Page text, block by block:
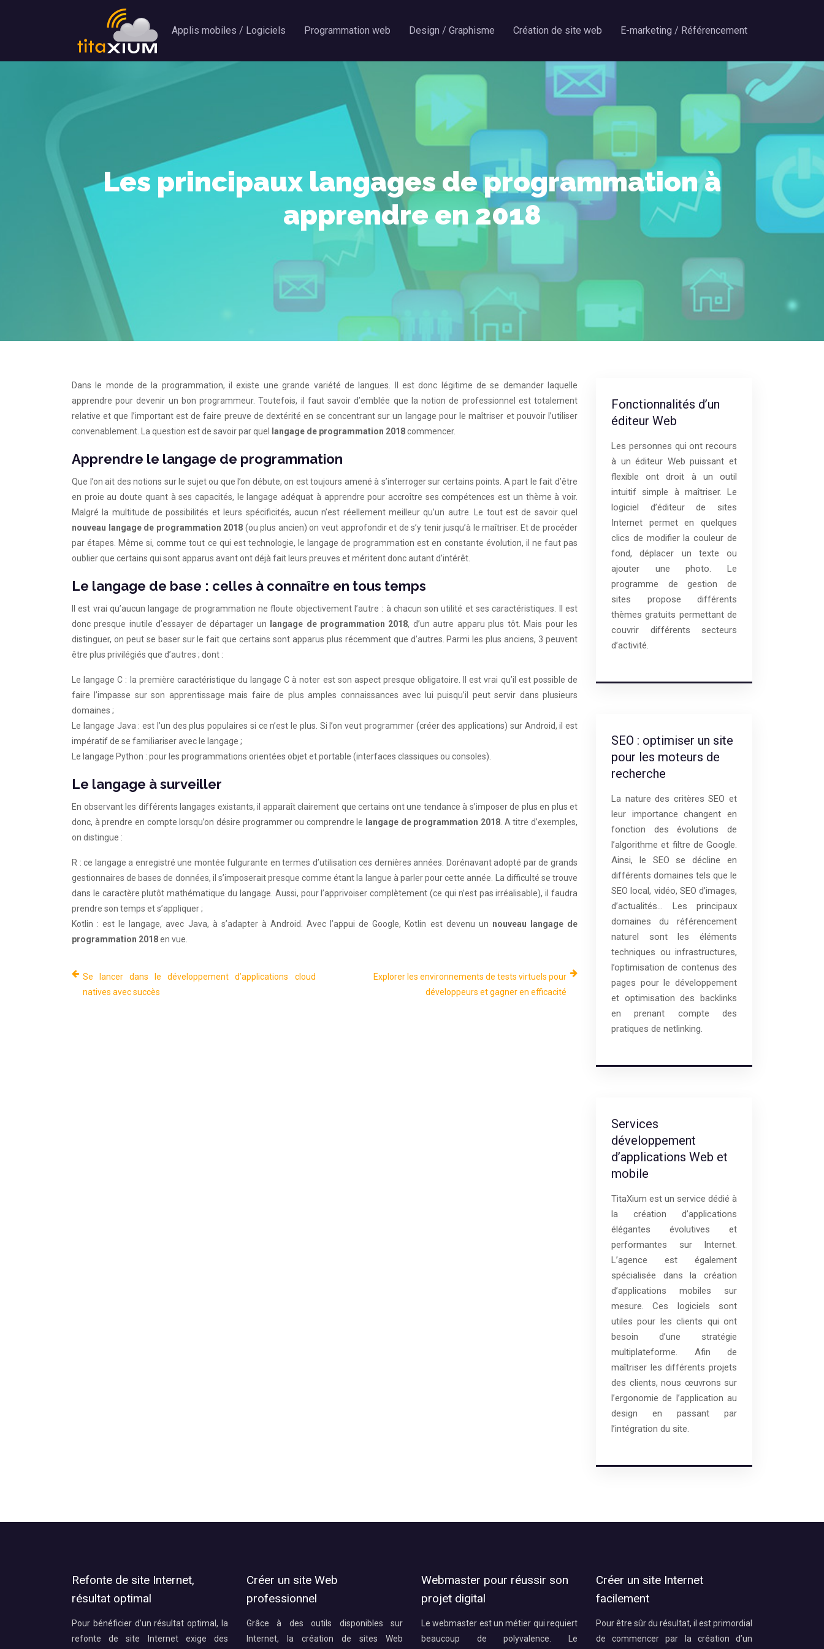
Applis mobiles / Logiciels Programmation web Design / Graphisme Création de site web E-marketing / Référencement
Les principaux langages de programmation à
apprendre en 2018
Dans le monde de la programmation, il existe une grande variété de langues. Il est donc légitime de se demander laquelle
apprendre pour devenir un bon programmeur. Toutefois, il faut savoir d’emblée que la notion de professionnel est totalement
relative et que l’important est de faire preuve de dextérité en se concentrant sur un langage pour le maîtriser et pouvoir l’utiliser
convenablement. La question est de savoir par quel
langage de programmation 2018commencer.
Apprendre le langage de programmation
Que l’on ait des notions sur le sujet ou que l’on débute, on est toujours amené à s’interroger sur certains points. A part le fait d’être
en proie au doute quant à ses capacités, le langage adéquat à apprendre pour accroître ses compétences est un thème à voir.
Malgré la multitude de possibilités et leurs spécificités, aucun n’est réellement meilleur qu’un autre. Le tout est de savoir quel
nouveau langage de programmation 2018 (ou plus ancien) on veut approfondir et de s’y tenir jusqu’à le maîtriser. Et de procéder
par étapes. Même si, comme tout ce qui est technologie, le langage de programmation est en constante évolution, il ne faut pas
oublier que certains qui sont apparus avant ont déjà fait leurs preuves et méritent donc autant d’intérêt.
Le langage de base : celles à connaître en tous temps
Il est vrai qu’aucun langage de programmation ne floute objectivement l’autre : à chacun son utilité et ses caractéristiques. Il est
donc presque inutile d’essayer de départager un
langage de programmation 2018, d’un autre apparu plus tôt. Mais pour les
distinguer, on peut se baser sur le fait que certains sont apparus plus récemment que d’autres. Parmi les plus anciens, 3 peuvent
être plus privilégiés que d’autres ; dont :
Le langage C : la première caractéristique du langage C à noter est son aspect presque obligatoire. Il est vrai qu’il est possible de
faire l’impasse sur son apprentissage mais faire de plus amples connaissances avec lui puisqu’il peut servir dans plusieurs
domaines ;
Le langage Java : est l’un des plus populaires si ce n’est le plus. Si l’on veut programmer (créer des applications) sur Android, il est
impératif de se familiariser avec le langage ;
Le langage Python : pour les programmations orientées objet et portable (interfaces classiques ou consoles).
Le langage à surveiller
En observant les différents langages existants, il apparaît clairement que certains ont une tendance à s’imposer de plus en plus et
donc, à prendre en compte lorsqu’on désire programmer ou comprendre le langage de programmation 2018 . A titre d’exemples,
on distingue :
R : ce langage a enregistré une montée fulgurante en termes d’utilisation ces dernières années. Dorénavant adopté par de grands
gestionnaires de bases de données, il s’imposerait presque comme étant la langue à parler pour cette année. La difficulté se trouve
dans le caractère plutôt mathématique du langage. Aussi, pour l’apprivoiser complètement (ce qui n’est pas irréalisable), il faudra
prendre son temps et s’appliquer ;
Kotlin : est le langage, avec Java, à s’adapter à Android. Avec l’appui de Google, Kotlin est devenu un nouveau langage de
programmation 2018en vue.
Se lancer dans le développement d’applications cloud
natives avec succès
Explorer les environnements de tests virtuels pour
développeurs et gagner en efficacité
Fonctionnalités d’un
éditeur Web
Les personnes qui ont recours
à un éditeur Web puissant et
flexible ont droit à un outil
intuitif simple à maîtriser. Le
logiciel d’éditeur de sites
Internet permet en quelques
clics de modifier la couleur de
fond, déplacer un texte ou
ajouter une photo. Le
programme de gestion de
sites propose différents
thèmes gratuits permettant de
couvrir différents secteurs
d’activité.
SEO : optimiser un site
pour les moteurs de
recherche
La nature des critères SEO et
leur importance changent en
fonction des évolutions de
l’algorithme et filtre de Google.
Ainsi, le SEO se décline en
différents domaines tels que le
SEO local, vidéo, SEO d’images,
d’actualités… Les principaux
domaines du référencement
naturel sont les éléments
techniques ou infrastructures,
l’optimisation de contenus des
pages pour le développement
et optimisation des backlinks
en prenant compte des
pratiques de netlinking.
Services
développement
d’applications Web et
mobile
TitaXium est un service dédié à
la création d’applications
élégantes évolutives et
performantes sur Internet.
L’agence est également
spécialisée dans la création
d’applications mobiles sur
mesure. Ces logiciels sont
utiles pour les clients qui ont
besoin d’une stratégie
multiplateforme. Afin de
maîtriser les différents projets
des clients, nous œuvrons sur
l’ergonomie de l’application au
design en passant par
l’intégration du site.
Refonte de site Internet,
résultat optimal
Pour bénéficier d’un résultat optimal, la
refonte de site Internet exige des
Créer un site Web
professionnel
Grâce à des outils disponibles sur
Internet, la création de sites Web
Webmaster pour réussir son
projet digital
Le webmaster est un métier qui requiert
beaucoup de polyvalence. Le
Créer un site Internet
facilement
Pour être sûr du résultat, il est primordial
de commencer par la création d’un